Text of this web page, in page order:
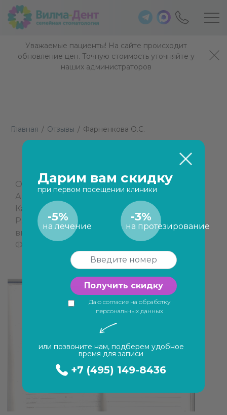
Уважаемые пациенты! На сайте происходит
обновление цен. Точную стоимость уточняйте у
наших администраторов
Главная / Отзывы / Фарненкова О.С.
Огромное спасибо врачу – чудо руки
Аксёнову Е.О. Очень внимательный врач!!!
Качество работы отличное – СПАСИБО!!!
P.S. Хочется поблагодарить и мед.персонал,
внимательные, добрые сестрички!
Фарненкова О.С.
Дарим вам скидку
при первом посещении клиники
-5%
на лечение
-3%
на протезирование
Получить скидку
Даю согласие на обработку
персональных данных
или позвоните нам, подберем удобное
время для записи
+7 (495) 149-8436